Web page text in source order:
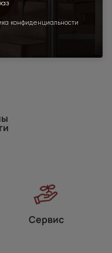
Сервис